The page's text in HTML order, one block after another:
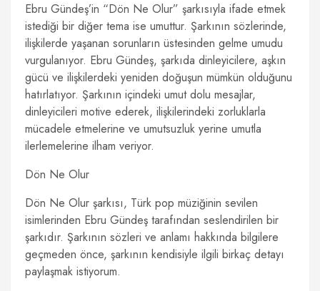
Ebru Gündeş’in “Dön Ne Olur” şarkısıyla ifade etmek
istediği bir diğer tema ise umuttur. Şarkının sözlerinde,
ilişkilerde yaşanan sorunların üstesinden gelme umudu
vurgulanıyor. Ebru Gündeş, şarkıda dinleyicilere, aşkın
gücü ve ilişkilerdeki yeniden doğuşun mümkün olduğunu
hatırlatıyor. Şarkının içindeki umut dolu mesajlar,
dinleyicileri motive ederek, ilişkilerindeki zorluklarla
mücadele etmelerine ve umutsuzluk yerine umutla
ilerlemelerine ilham veriyor.
Dön Ne Olur
Dön Ne Olur şarkısı, Türk pop müziğinin sevilen
isimlerinden Ebru Gündeş tarafından seslendirilen bir
şarkıdır. Şarkının sözleri ve anlamı hakkında bilgilere
geçmeden önce, şarkının kendisiyle ilgili birkaç detayı
paylaşmak istiyorum.